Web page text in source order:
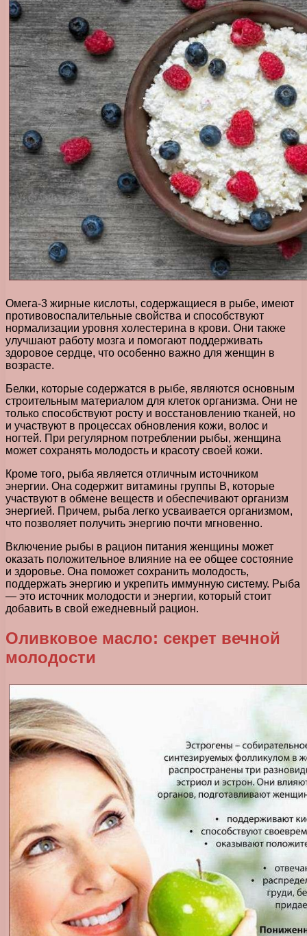
Омега-3 жирные кислоты, содержащиеся в рыбе, имеют
противовоспалительные свойства и способствуют
нормализации уровня холестерина в крови. Они также
улучшают работу мозга и помогают поддерживать
здоровое сердце, что особенно важно для женщин в
возрасте.
Белки, которые содержатся в рыбе, являются основным
строительным материалом для клеток организма. Они не
только способствуют росту и восстановлению тканей, но
и участвуют в процессах обновления кожи, волос и
ногтей. При регулярном потреблении рыбы, женщина
может сохранять молодость и красоту своей кожи.
Кроме того, рыба является отличным источником
энергии. Она содержит витамины группы В, которые
участвуют в обмене веществ и обеспечивают организм
энергией. Причем, рыба легко усваивается организмом,
что позволяет получить энергию почти мгновенно.
Включение рыбы в рацион питания женщины может
оказать положительное влияние на ее общее состояние
и здоровье. Она поможет сохранить молодость,
поддержать энергию и укрепить иммунную систему. Рыба
— это источник молодости и энергии, который стоит
добавить в свой ежедневный рацион.
Оливковое масло: секрет вечной
молодости